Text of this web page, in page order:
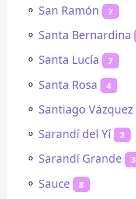
⚬ San Ramón 7
⚬ Santa Bernardina
⚬ Santa Lucía 7
⚬ Santa Rosa 4
⚬ Santiago Vázquez
⚬ Sarandí del Yí 2
⚬ Sarandí Grande 3
⚬ Sauce 8